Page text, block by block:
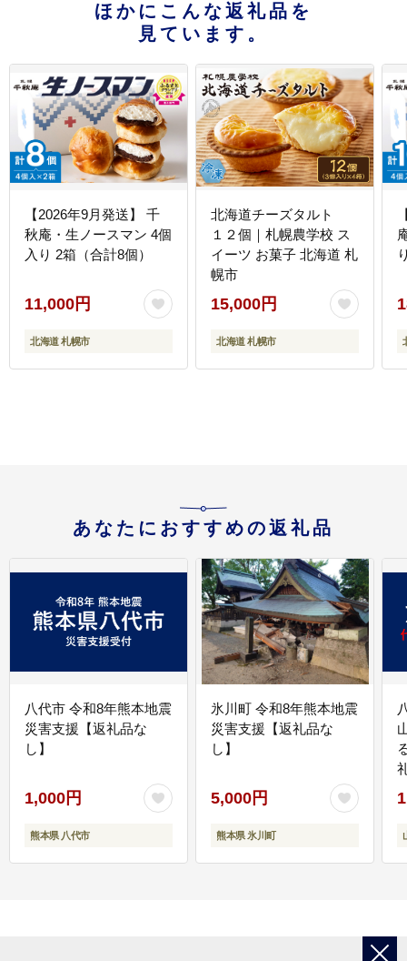
ほかにこんな返礼品を
見ています。
【2026年9月発送】 千
秋庵・生ノースマン 4個
入り 2箱（合計8個）
11,000円
北海道 札幌市
北海道チーズタルト
１２個｜札幌農学校 ス
イーツ お菓子 北海道 札
幌市
15,000円
北海道 札幌市
あなたにおすすめの返礼品
八代市 令和8年熊本地震
災害支援【返礼品な
し】
1,000円
熊本県 八代市
氷川町 令和8年熊本地震
災害支援【返礼品な
し】
5,000円
熊本県 氷川町